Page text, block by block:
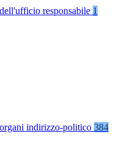
responsabile 1
indirizzo-politico 384